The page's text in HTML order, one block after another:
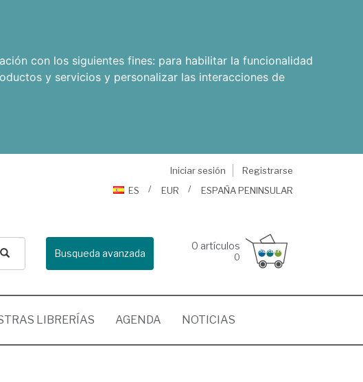
con los siguientes fines: para habilitar la funcionalidad
y servicios y personalizar las interacciones de
Iniciar sesión
Registrarse
ES
EUR ESPAÑA PENINSULAR
Busqueda avanzada
0 artículos
0
LIBRERÍAS AGENDA NOTICIAS